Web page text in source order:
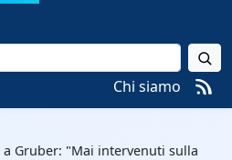
Chi siamo
Gruber: "Mai intervenuti sulla